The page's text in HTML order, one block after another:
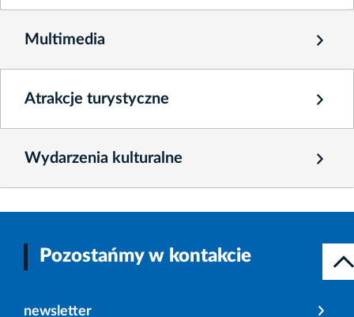
Multimedia
Atrakcje turystyczne
Wydarzenia kulturalne
Pozostańmy w kontakcie
newsletter